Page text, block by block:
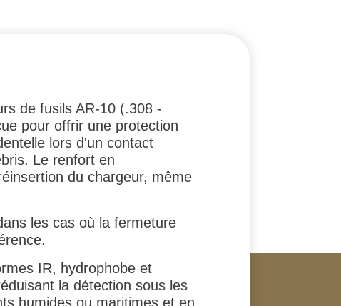
de fusils AR-10 (.308 -
pour offrir une protection
lors d'un contact
Le renfort en
du chargeur, même
les cas où la fermeture
IR, hydrophobe et
la détection sous les
humides ou maritimes et en